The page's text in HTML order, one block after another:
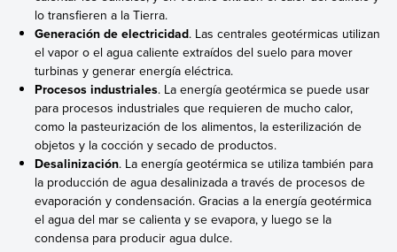
lo transfieren a la Tierra.
Generación de electricidad. Las centrales geotérmicas utilizan
el vapor o el agua caliente extraídos del suelo para mover
turbinas y generar energía eléctrica.
Procesos industriales. La energía geotérmica se puede usar
para procesos industriales que requieren de mucho calor,
como la pasteurización de los alimentos, la esterilización de
objetos y la cocción y secado de productos.
Desalinización. La energía geotérmica se utiliza también para
la producción de agua desalinizada a través de procesos de
evaporación y condensación. Gracias a la energía geotérmica
el agua del mar se calienta y se evapora, y luego se la
condensa para producir agua dulce.